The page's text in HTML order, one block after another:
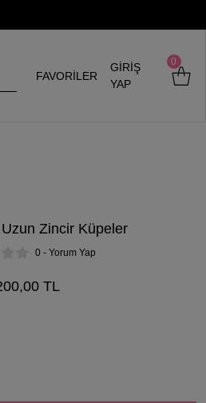
FAVORİLER
GİRİŞ
YAP
0
Uzun Zincir Küpeler
0 - Yorum Yap
TL